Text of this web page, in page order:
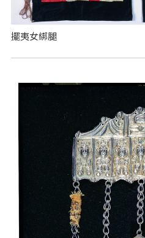
擺夷女綁腿